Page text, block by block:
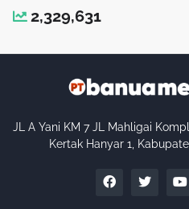
2,329,631
JL A Yani KM 7 JL Mahligai
Kertak Hanyar 1,